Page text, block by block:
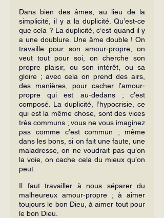
Dans bien des âmes, au lieu de la
simplicité, il y a la duplicité. Qu’est-ce
que cela ? La duplicité, c’est quand il y
a une doublure. Une âme double ! On
travaille pour son amour-propre, on
veut tout pour soi, on cherche son
propre plaisir, ou son intérêt, ou sa
gloire ; avec cela on prend des airs,
des manières, pour cacher l’amour-
propre qui est au-dedans ; c’est
composé. La duplicité, l’hypocrisie, ce
qui est la même chose, sont des vices
très communs ; vous ne vous imaginez
pas comme c’est commun ; même
dans les bons, si on fait une faute, une
maladresse, on ne voudrait pas qu’on
la voie, on cache cela du mieux qu’on
peut.
Il faut travailler à nous séparer du
malheureux amour-propre ; à aimer
toujours le bon Dieu, à aimer tout pour
le bon Dieu.